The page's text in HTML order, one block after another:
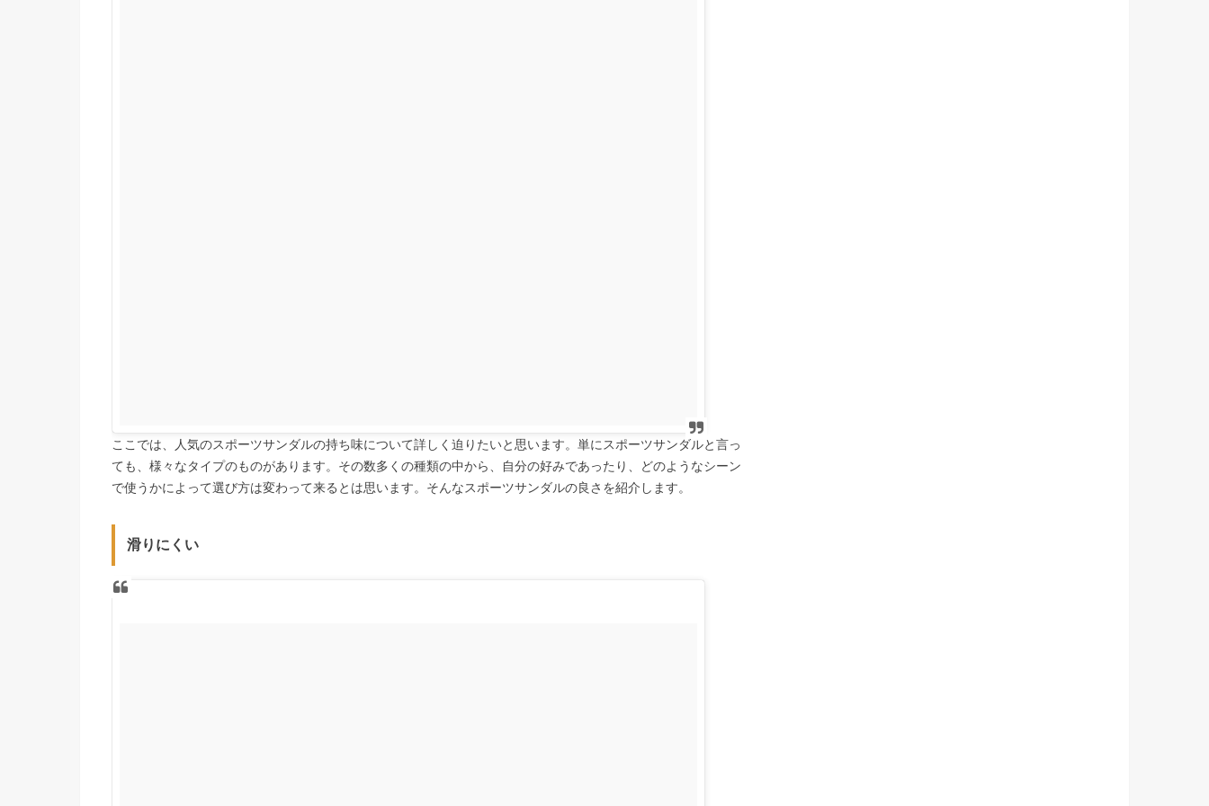
ここでは、人気のスポーツサンダルの持ち味について詳しく迫りたいと思います。単にスポーツサンダルと言っ
ても、様々なタイプのものがあります。その数多くの種類の中から、自分の好みであったり、どのようなシーン
で使うかによって選び方は変わって来るとは思います。そんなスポーツサンダルの良さを紹介します。
滑りにくい